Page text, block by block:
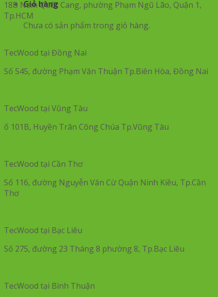
Giỏ hàng
Chưa có sản phẩm trong giỏ hàng.
18B Nam Quốc Cang, phường Phạm Ngũ Lão, Quận 1,
Tp.HCM
TecWood tại Đồng Nai
Số 545, đường Phạm Văn Thuận Tp.Biên Hòa, Đồng Nai
TecWood tại Vũng Tàu
ố 101B, Huyền Trân Công Chúa Tp.Vũng Tàu
TecWood tại Cần Thơ
Số 116, đường Nguyễn Văn Cừ Quận Ninh Kiều, Tp.Cần
Thơ
TecWood tại Bạc Liêu
Số 275, đường 23 Tháng 8 phường 8, Tp.Bạc Liêu
TecWood tại Bình Thuận